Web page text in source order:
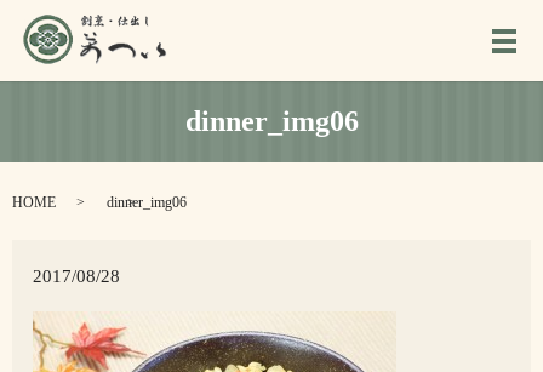
メ
dinner_img06
HOME dinner_img06
2017/08/28